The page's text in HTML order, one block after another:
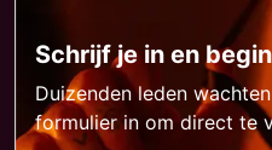
Schrijf je in en
Duizenden leden
formulier in om direct te